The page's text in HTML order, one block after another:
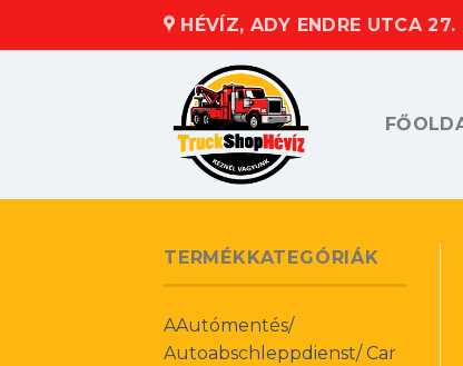
HÉVÍZ, ADY ENDRE UTCA 27.
TERMÉKKATEGÓRIÁK
AAutómentés/
Autoabschleppdienst/ Car